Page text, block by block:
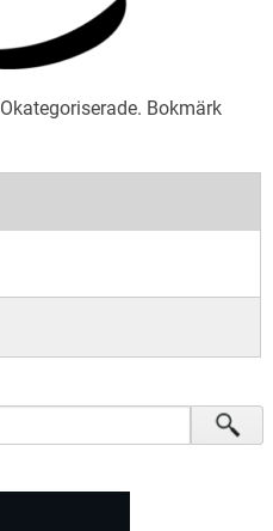
Okategoriserade. Bokmärk